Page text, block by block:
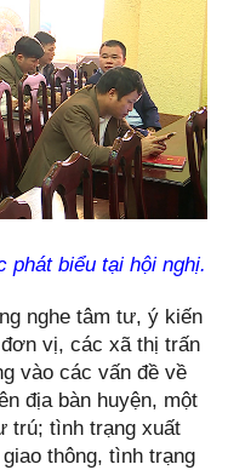
phát biểu tại hội nghị.
nghe tâm tư, ý kiến
vị, các xã thị trấn
vào các vấn đề về
địa bàn huyện, một
trú; tình trạng xuất
thông, tình trạng